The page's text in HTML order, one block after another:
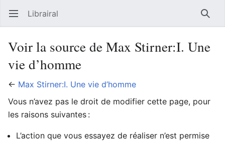
Ouvrir le menu principal Librairal
Voir la source de Max Stirner:I. Une
vie d’homme
← Max Stirner:I. Une vie d’homme
Vous n’avez pas le droit de modifier cette page, pour
les raisons suivantes :
L’action que vous essayez de réaliser n’est permise